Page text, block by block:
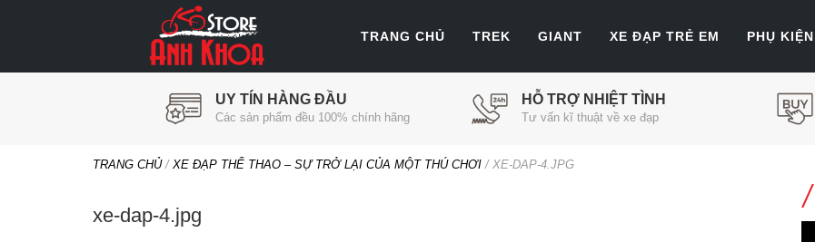
TRANG CHỦ TREK GIANT XE ĐẠP TRẺ EM PHỤ KIỆN
UY TÍN HÀNG ĐẦU
Các sản phẩm đều 100% chính hãng
HỖ TRỢ NHIỆT TÌNH
Tư vấn kĩ thuật về xe đạp
TRANG CHỦ/ XE ĐẠP THỂ THAO – SỰ TRỞ LẠI CỦA MỘT THÚ CHƠI / XE-DAP-4.JPG
xe-dap-4.jpg